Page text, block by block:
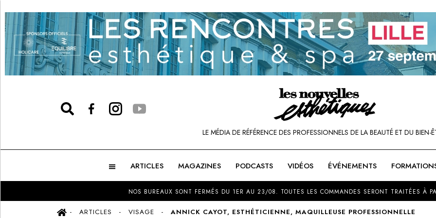
LE MÉDIA DE RÉFÉRENCE DES PROFESSIONNELS DE LA BEAUTÉ ET DU BIEN-
ARTICLES MAGAZINES PODCASTS VIDÉOS ÉVÉNEMENTS
NOS BUREAUX SONT FERMÉS DU 1ER AU 23/08. TOUTES LES COMMANDES SERONT TRAITÉES À
ARTICLES VISAGE ANNICK CAYOT, ESTHÉTICIENNE, MAQUILLEUSE PROFESSIONNELLE